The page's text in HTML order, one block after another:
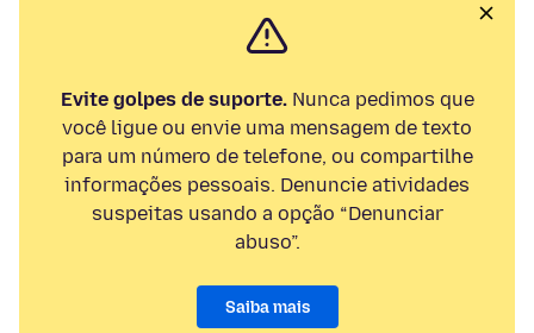
Evite golpes de suporte.Nunca pedimos que
você ligue ou envie uma mensagem de texto
para um número de telefone, ou compartilhe
informações pessoais. Denuncie atividades
suspeitas usando a opção “Denunciar
abuso”.
Saiba mais